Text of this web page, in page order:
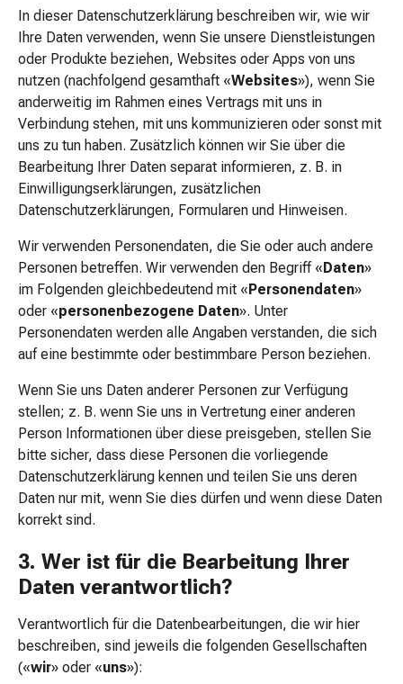
Wundverschlussstreifen
&
-
kleber
Ziehsalbe
Tupfer
Ohren
und
Augen
Ohrenbeschwerden
Ohrenpflege
Augentropfen
Augenentzündungen
Augenverbände
Augenhygiene
Herz
&
Herztherapie
Kompressions-
Strümpfe
Kreislaufbeschwerden
Rauchstopp
Venenbeschwerden
Störung
Gedächtnis-
Konzentrationsstörung
Allergien
&
In dieser Datenschutzerklärung beschreiben wir, wie wir
Ihre Daten verwenden, wenn Sie unsere Dienstleistungen
oder Produkte beziehen, Websites oder Apps von uns
nutzen (nachfolgend gesamthaft «Websites»), wenn Sie
anderweitig im Rahmen eines Vertrags mit uns in
Verbindung stehen, mit uns kommunizieren oder sonst mit
uns zu tun haben. Zusätzlich können wir Sie über die
Bearbeitung Ihrer Daten separat informieren, z. B. in
Einwilligungserklärungen, zusätzlichen
Datenschutzerklärungen, Formularen und Hinweisen.
Wir verwenden Personendaten, die Sie oder auch andere
Personen betreffen. Wir verwenden den Begriff «Daten»
im Folgenden gleichbedeutend mit «Personendaten»
oder «personenbezogene Daten». Unter
Personendaten werden alle Angaben verstanden, die sich
auf eine bestimmte oder bestimmbare Person beziehen.
Wenn Sie uns Daten anderer Personen zur Verfügung
stellen; z. B. wenn Sie uns in Vertretung einer anderen
Person Informationen über diese preisgeben, stellen Sie
bitte sicher, dass diese Personen die vorliegende
Datenschutzerklärung kennen und teilen Sie uns deren
Daten nur mit, wenn Sie dies dürfen und wenn diese Daten
korrekt sind.
3. Wer ist für die Bearbeitung Ihrer
Daten verantwortlich?
Verantwortlich für die Datenbearbeitungen, die wir hier
beschreiben, sind jeweils die folgenden Gesellschaften
(«wir» oder «uns»):